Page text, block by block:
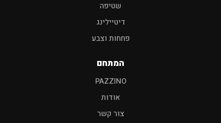
שטיפה
דיטיילינג
פחחות וצבע
המתחם
PAZZINO
אודות
צור קשר